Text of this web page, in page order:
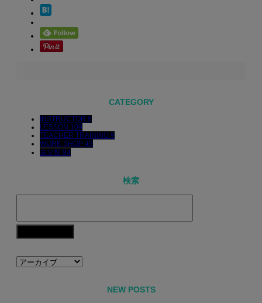
CATEGORY
INSTRUCTOR 8
LESSON 109
TEACHER TRAINING 9
WORK SHOP 49
未分類 94
検索
NEW POSTS